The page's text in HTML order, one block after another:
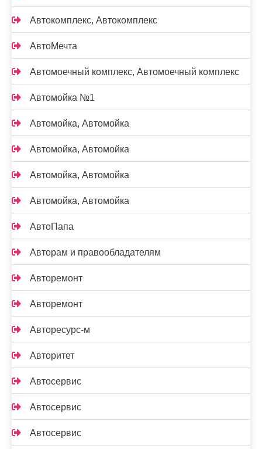
Автокомплекс, Автокомплекс
АвтоМечта
Автомоечный комплекс, Автомоечный комплекс
Автомойка №1
Автомойка, Автомойка
Автомойка, Автомойка
Автомойка, Автомойка
Автомойка, Автомойка
АвтоПапа
Авторам и правообладателям
Авторемонт
Авторемонт
Авторесурс-м
Авторитет
Автосервис
Автосервис
Автосервис